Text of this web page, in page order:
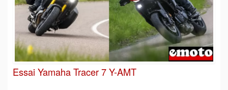
Essai Yamaha Tracer 7 Y-AMT